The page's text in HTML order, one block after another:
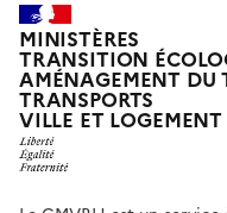
MINISTÈRES
TRANSITION
AMÉNAGEMENT DU
TRANSPORTS
VILLE ET LOGEMENT